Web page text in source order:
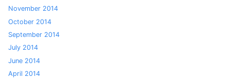
November 2014
October 2014
September 2014
July 2014
June 2014
April 2014